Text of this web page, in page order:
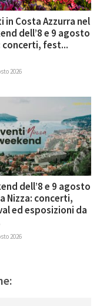
in Costa Azzurra nel
dell’8 e 9 agosto
concerti, fest...
2026
dell’8 e 9 agosto
Nizza: concerti,
ed esposizioni da
2026